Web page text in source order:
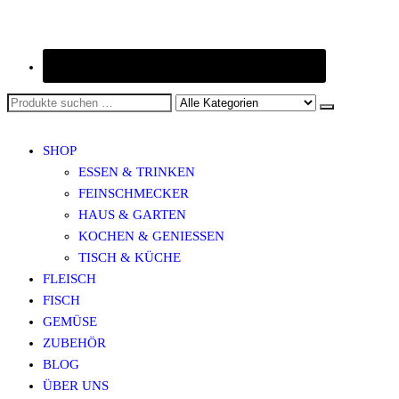
SHOP
ESSEN & TRINKEN
FEINSCHMECKER
HAUS & GARTEN
KOCHEN & GENIESSEN
TISCH & KÜCHE
FLEISCH
FISCH
GEMÜSE
ZUBEHÖR
BLOG
ÜBER UNS